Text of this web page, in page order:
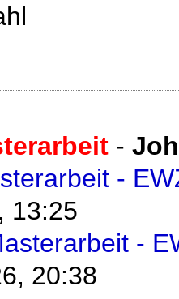
-
-
13:25
-
20:38